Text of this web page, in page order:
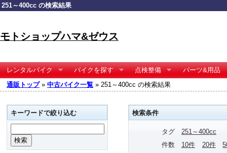
251～400cc の検索結果
モトショップハマ&ゼウス
レンタルバイク バイクを探す 点検整備
パーツ&用品
通販トップ» 中古バイク一覧 » 251～400cc の検索結果
検索条件
タグ
251～400cc
件数
10件 20件
キーワードで絞り込む